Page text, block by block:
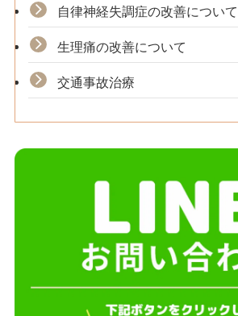
自律神経失調症の改善について
生理痛の改善について
交通事故治療